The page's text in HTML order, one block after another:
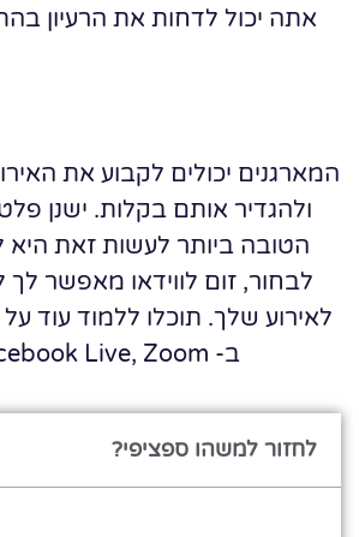
אתה יכול לדחות את הרעיון
המארגנים יכולים לקבוע את
ולהגדיר אותם בקלות. ישנן
הטובה ביותר לעשות זאת היא
לבחור, זום לווידאו מאפשר
לאירוע שלך. תוכלו ללמוד עוד על
ב- Eventbrite, Facebook Live, Zoom או בכל פלטפורמת כרטיסים מקוונת אחרת.
לחזור למשהו ספציפי?